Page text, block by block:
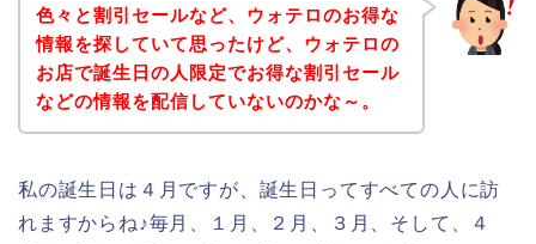
色々と割引セールなど、ウォテロのお得な
情報を探していて思ったけど、ウォテロの
お店で誕生日の人限定でお得な割引セール
などの情報を配信していないのかな～。
私の誕生日は４月ですが、誕生日ってすべての人に訪
れますからね♪毎月、１月、２月、３月、そして、４